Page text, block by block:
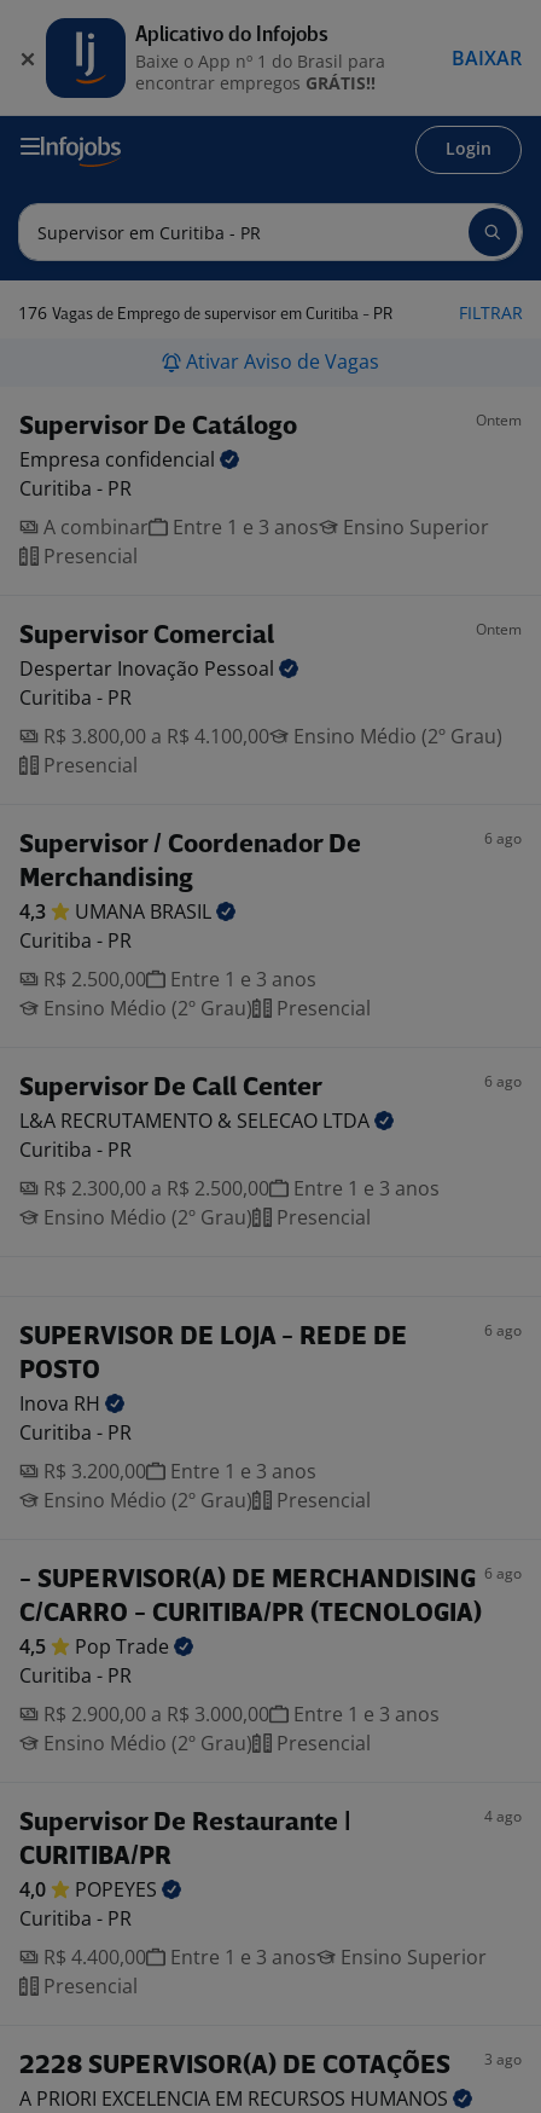
Login
176 Vagas de Emprego de supervisor em Curitiba - PR FILTRAR
Ativar Aviso de Vagas
Supervisor De Catálogo Ontem
Empresa confidencial
Curitiba - PR
A combinar
Entre 1 e 3 anos
Ensino Superior
Presencial
Supervisor Comercial Ontem
Despertar Inovação Pessoal
Curitiba - PR
R$ 3.800,00 a R$ 4.100,00
Ensino Médio (2º Grau)
Presencial
Supervisor / Coordenador De
Merchandising
6 ago
4,3 UMANA BRASIL
Curitiba - PR
R$ 2.500,00
Entre 1 e 3 anos
Ensino Médio (2º Grau)
Presencial
Supervisor De Call Center 6 ago
L&A RECRUTAMENTO & SELECAO LTDA
Curitiba - PR
R$ 2.300,00 a R$ 2.500,00
Entre 1 e 3 anos
Ensino Médio (2º Grau)
Presencial
SUPERVISOR DE LOJA - REDE DE
POSTO
6 ago
Inova RH
Curitiba - PR
R$ 3.200,00
Entre 1 e 3 anos
Ensino Médio (2º Grau)
Presencial
- SUPERVISOR(A) DE MERCHANDISING
C/CARRO - CURITIBA/PR (TECNOLOGIA)
6 ago
4,5 Pop Trade
Curitiba - PR
R$ 2.900,00 a R$ 3.000,00
Entre 1 e 3 anos
Ensino Médio (2º Grau)
Presencial
Supervisor De Restaurante |
CURITIBA/PR
4 ago
4,0
POPEYES
Curitiba - PR
R$ 4.400,00
Entre 1 e 3 anos
Ensino Superior
Presencial
2228 SUPERVISOR(A) DE COTAÇÕES 3 ago
A PRIORI EXCELENCIA EM RECURSOS HUMANOS
Aplicativo do Infojobs
Baixe o App nº 1 do Brasil para
encontrar empregos GRÁTIS!!
BAIXAR